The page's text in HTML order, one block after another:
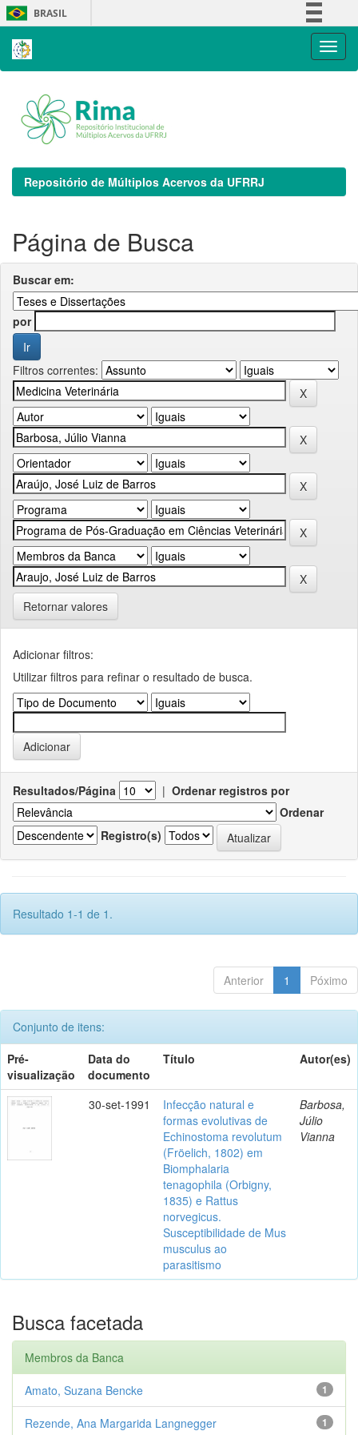
Skip
navigation
BRASIL
Repositório de Múltiplos Acervos da UFRRJ
Página de Busca
Buscar em:
por
Filtros correntes:
Retornar valores
Adicionar filtros:
Utilizar filtros para refinar o resultado de busca.
Resultados/Página | Ordenar registros por
Ordenar
Registro(s)
Resultado 1-1 de 1.
Anterior 1 Póximo
Conjunto de itens:
Pré-
visualização
Data do
documento
Título Autor(es)
30-set-1991
Infecção natural e
formas evolutivas de
Echinostoma revolutum
(Fröelich, 1802) em
Biomphalaria
tenagophila (Orbigny,
1835) e Rattus
norvegicus.
Susceptibilidade de Mus
musculus ao
parasitismo
Barbosa,
Júlio
Vianna
Busca facetada
Membros da Banca
1
Amato, Suzana Bencke
1
Rezende, Ana Margarida Langnegger